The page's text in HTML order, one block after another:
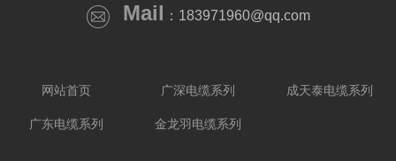
Mail ：183971960@qq.com
网站首页 广深电缆系列 成天泰电缆系列
广东电缆系列 金龙羽电缆系列